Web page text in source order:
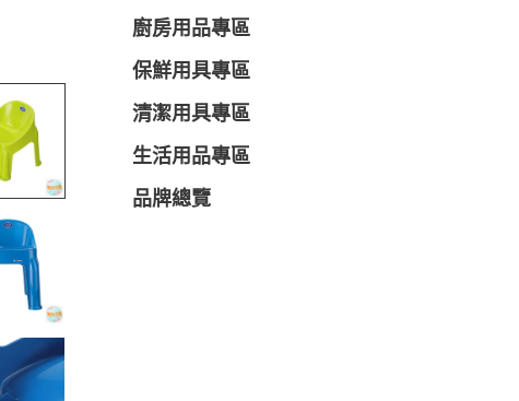
廚房用品專區
保鮮用具專區
清潔用具專區
生活用品專區
品牌總覽